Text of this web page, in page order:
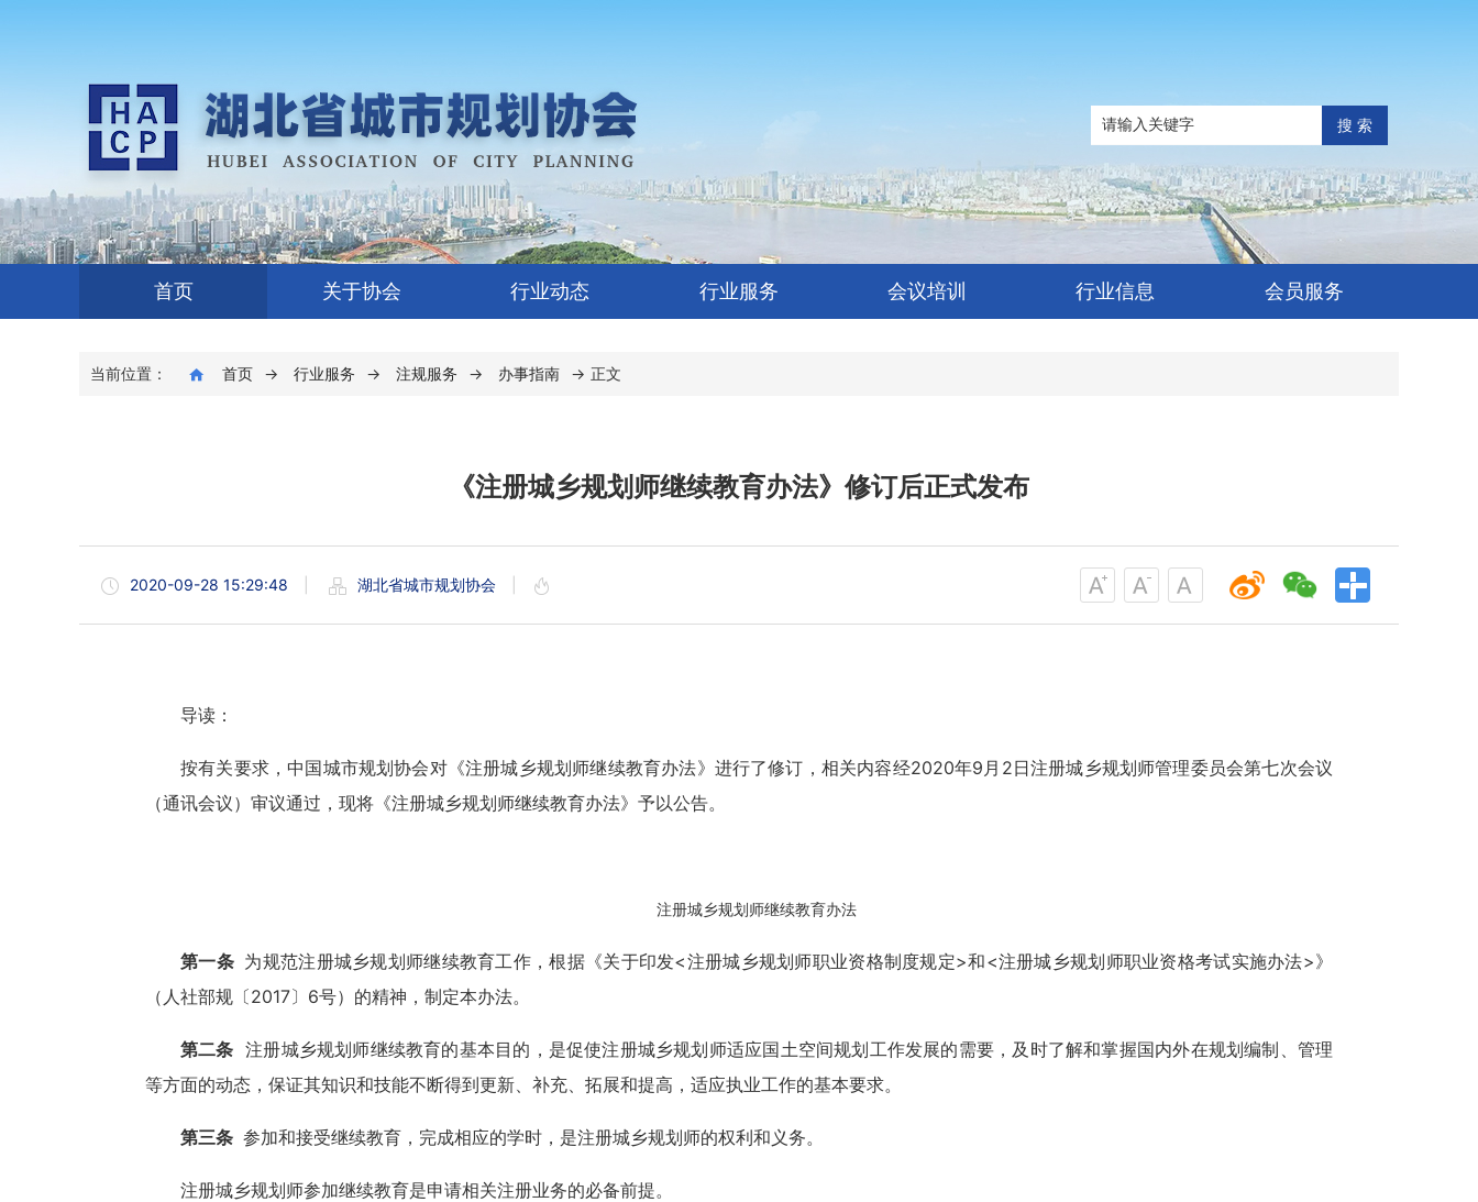
搜 索
首页 关于协会 行业动态 行业服务 会议培训 行业信息 会员服务
当前位置： 首页 → 行业服务 → 注规服务 → 办事指南 → 正文
《注册城乡规划师继续教育办法》修订后正式发布
2020-09-28 15:29:48 湖北省城市规划协会
导读：
按有关要求，中国城市规划协会对《注册城乡规划师继续教育办法》进行了修订，相关内容经2020年9月2日注册城乡规划师管理委员会第七次会议
（通讯会议）审议通过，现将《注册城乡规划师继续教育办法》予以公告。
注册城乡规划师继续教育办法
第一条 为规范注册城乡规划师继续教育工作，根据《关于印发<注册城乡规划师职业资格制度规定>和<注册城乡规划师职业资格考试实施办法>》
（人社部规〔2017〕6号）的精神，制定本办法。
第二条 注册城乡规划师继续教育的基本目的，是促使注册城乡规划师适应国土空间规划工作发展的需要，及时了解和掌握国内外在规划编制、管理
等方面的动态，保证其知识和技能不断得到更新、补充、拓展和提高，适应执业工作的基本要求。
第三条 参加和接受继续教育，完成相应的学时，是注册城乡规划师的权利和义务。
注册城乡规划师参加继续教育是申请相关注册业务的必备前提。